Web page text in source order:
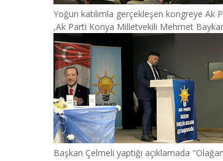
Yoğun katılımla gerçekleşen kongreye Ak
,Ak Parti Konya Milletvekili Mehmet
Başkan Çelmeli yaptığı açıklamada